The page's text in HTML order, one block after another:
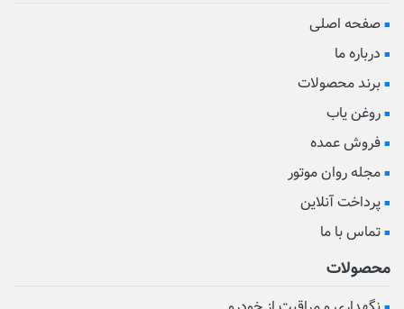
صفحه اصلی
درباره ما
برند محصولات
روغن یاب
فروش عمده
مجله روان موتور
پرداخت آنلاین
تماس با ما
محصولات